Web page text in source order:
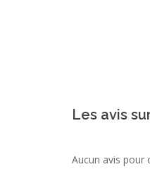
Les avis
Aucun avis pour